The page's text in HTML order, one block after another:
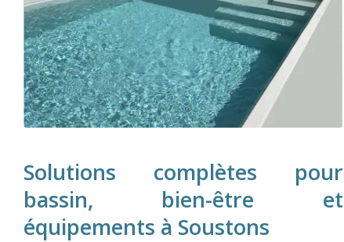
Solutions complètes pour
bassin, bien-être et
équipements à Soustons